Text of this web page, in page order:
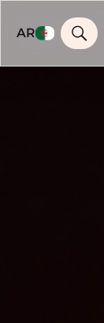
AR